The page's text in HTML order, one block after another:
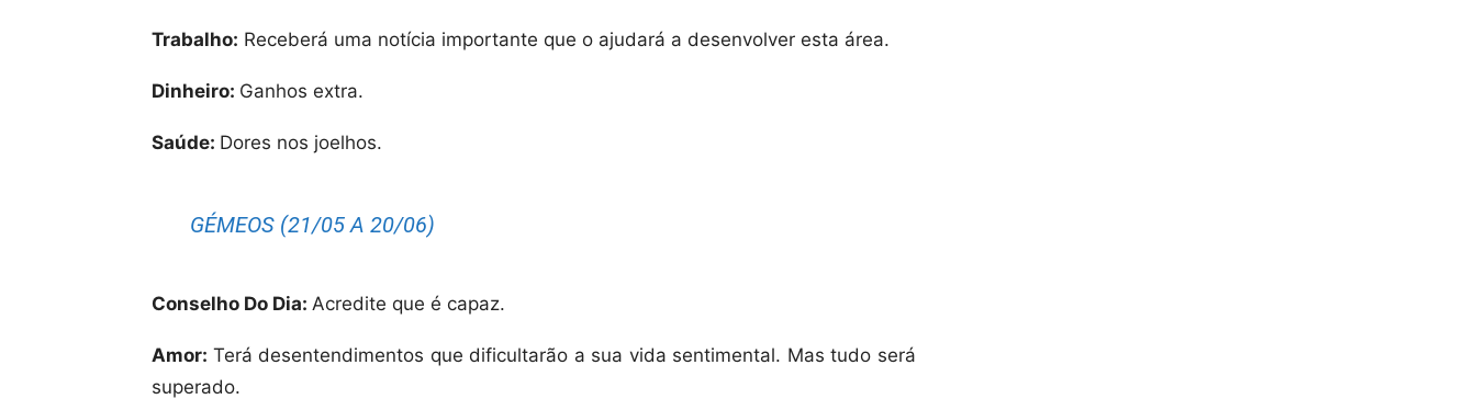
Trabalho: Receberá uma notícia importante que o ajudará a desenvolver esta área.
Dinheiro: Ganhos extra.
Saúde: Dores nos joelhos.
GÉMEOS (21/05 A 20/06)
Conselho Do Dia: Acredite que é capaz.
Amor: Terá desentendimentos que dificultarão a sua vida sentimental. Mas tudo será
superado.